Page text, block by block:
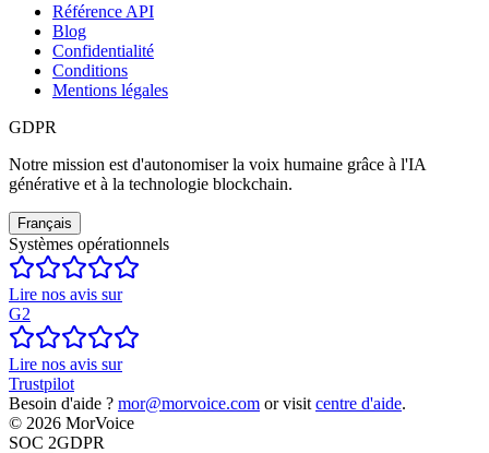
Référence API
Blog
Confidentialité
Conditions
Mentions légales
GDPR
Notre mission est d'autonomiser la voix humaine grâce à l'IA
générative et à la technologie blockchain.
Français
Systèmes opérationnels
Lire nos avis sur
G2
Lire nos avis sur
Trustpilot
Besoin d'aide ? mor@morvoice.com or visit centre d'aide.
© 2026 MorVoice
SOC 2GDPR